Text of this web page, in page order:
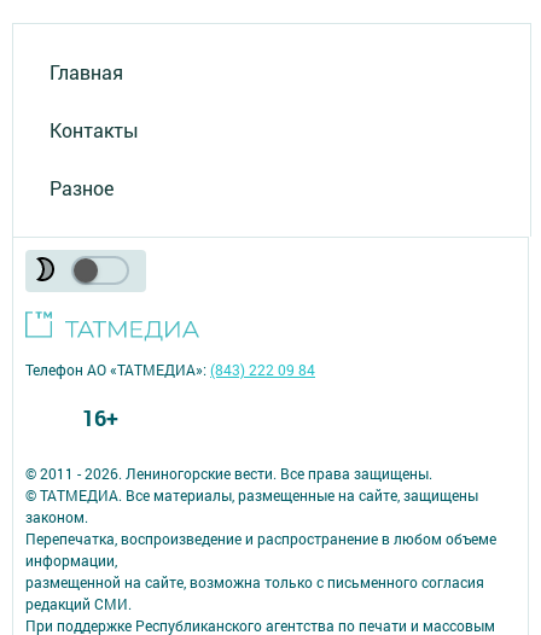
Главная
Контакты
Разное
© 2011 - 2026. Лениногорские вести. Все права защищены.
© ТАТМЕДИА. Все материалы, размещенные на сайте, защищены
законом.
Перепечатка, воспроизведение и распространение в любом объеме
информации,
размещенной на сайте, возможна только с письменного согласия
редакций СМИ.
При поддержке Республиканского агентства по печати и массовым
Телефон АО «ТАТМЕДИА»:(843) 222 09 84
16+